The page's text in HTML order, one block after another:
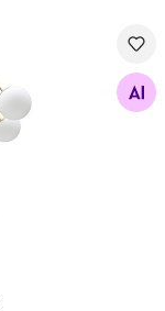
Otsi sarnaseid